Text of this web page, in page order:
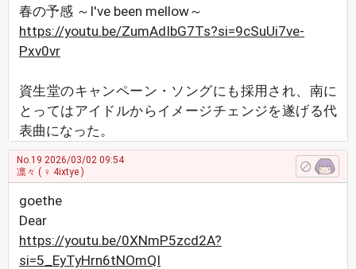
春の予感 ～I've been mellow～
https://youtu.be/ZumAdIbG7Ts?si=9cSuUi7ve-
Pxv0vr
資生堂のキャンペーン・ソングにも採用され、南に
とってはアイドルからイメージチェンジを遂げる代
表曲になった。
No.19 2026/03/02 09:54
凛々 ( ♀ 4ixtye )
goethe
Dear
https://youtu.be/0XNmP5zcd2A?
si=5_EyTyHrn6tNOmQI